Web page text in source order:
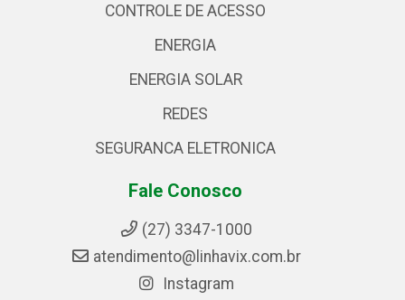
CONTROLE DE ACESSO
ENERGIA
ENERGIA SOLAR
REDES
SEGURANCA ELETRONICA
Fale Conosco
(27) 3347-1000
atendimento@linhavix.com.br
Instagram